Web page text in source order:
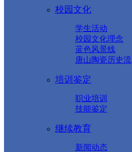
校园文化
学生活动
校园文化理念
蓝色风景线
唐山陶瓷历史流
培训鉴定
职业培训
技能鉴定
继续教育
新闻动态